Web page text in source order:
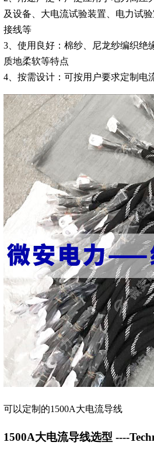
及设备、大电流试验装置、电力试
接线等
3、使用良好：棉纱、尼龙纱编织绝
质地柔软等特点
4、按需设计：可按用户要求定制电
可以定制的1500A大电流导线
1500A大电流导线选型 ----